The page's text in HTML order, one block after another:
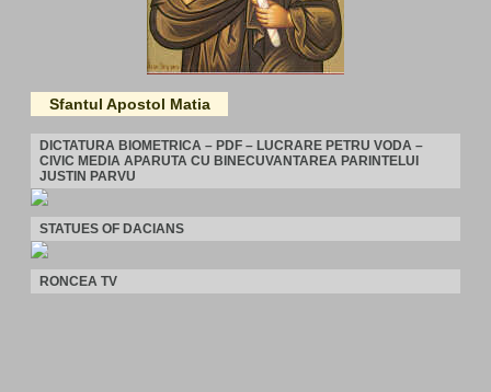
Sfantul Apostol Matia
DICTATURA BIOMETRICA – PDF – LUCRARE PETRU VODA –
CIVIC MEDIA APARUTA CU BINECUVANTAREA PARINTELUI
JUSTIN PARVU
STATUES OF DACIANS
RONCEA TV